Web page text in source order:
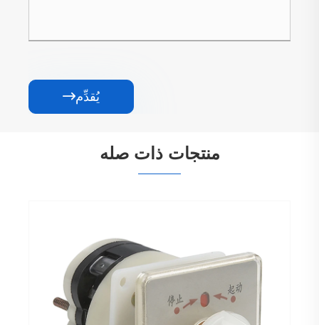
يُقدِّم
منتجات ذات صله
مفتاح التحويل اليدوي الكهربائي 16A
عرض المزيد >>